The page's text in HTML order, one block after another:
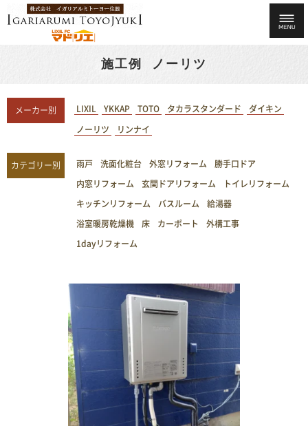
施工例 ノーリツ
メーカー別 LIXIL YKKAP TOTO タカラスタンダード ダイキン
ノーリツ リンナイ
カテゴリー別 雨戸 洗面化粧台 外窓リフォーム 勝手口ドア
内窓リフォーム 玄関ドアリフォーム トイレリフォーム
キッチンリフォーム バスルーム 給湯器
浴室暖房乾燥機 床 カーポート 外構工事
1dayリフォーム